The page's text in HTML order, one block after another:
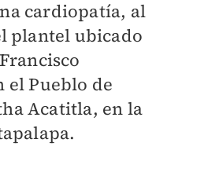
cardiopatía, al
plantel ubicado
el Pueblo de
Acatitla, en la